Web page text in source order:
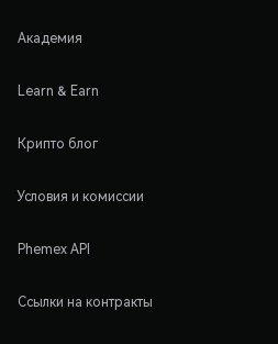
Академия
Learn & Earn
Крипто блог
Условия и комиссии
Phemex API
Ссылки на контракты